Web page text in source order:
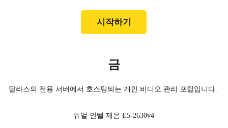
시작하기
금
달라스의 전용 서버에서 호스팅되는 개인 비디오 관리 포털입니다.
듀얼 인텔 제온 E5-2630v4